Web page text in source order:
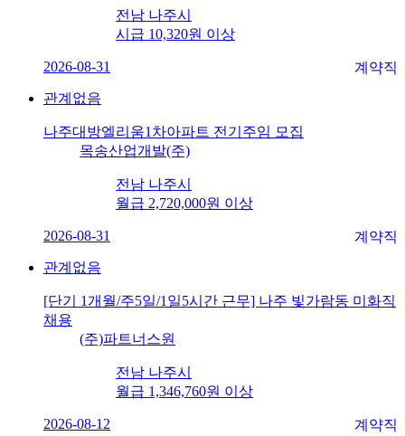
전남 나주시
시급 10,320원 이상
2026-08-31
계약직
관계없음
나주대방엘리움1차아파트 전기주임 모집
목송산업개발(주)
전남 나주시
월급 2,720,000원 이상
2026-08-31
계약직
관계없음
[단기 1개월/주5일/1일5시간 근무] 나주 빛가람동 미화직
채용
(주)파트너스원
전남 나주시
월급 1,346,760원 이상
2026-08-12
계약직